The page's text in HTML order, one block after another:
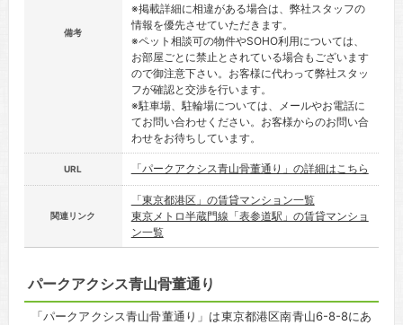
備考
※掲載詳細に相違がある場合は、弊社スタッフの
情報を優先させていただきます。
※ペット相談可の物件やSOHO利用については、
お部屋ごとに禁止とされている場合もございます
ので御注意下さい。お客様に代わって弊社スタッ
フが確認と交渉を行います。
※駐車場、駐輪場については、メールやお電話に
てお問い合わせください。お客様からのお問い合
わせをお待ちしています。
URL 「パークアクシス青山骨董通り」の詳細はこちら
関連リンク
「東京都港区」の賃貸マンション一覧
東京メトロ半蔵門線「表参道駅」の賃貸マンショ
ン一覧
パークアクシス青山骨董通り
「パークアクシス青山骨董通り」は東京都港区南青山6-8-8にあ